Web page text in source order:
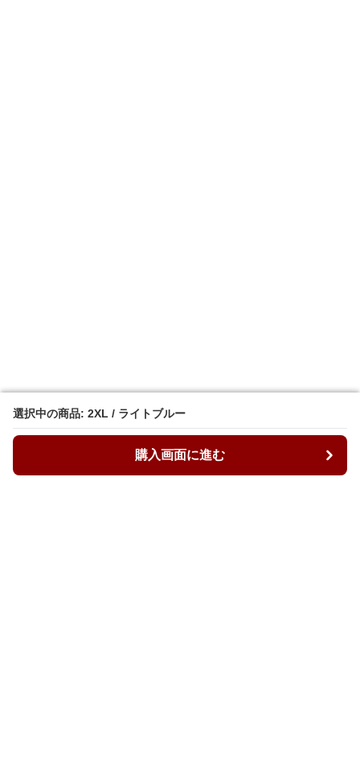
選択中の商品: 2XL / ライトブルー
購入画面に進む
選択中の商品: 2XL / ライトブルー
購入画面に進む